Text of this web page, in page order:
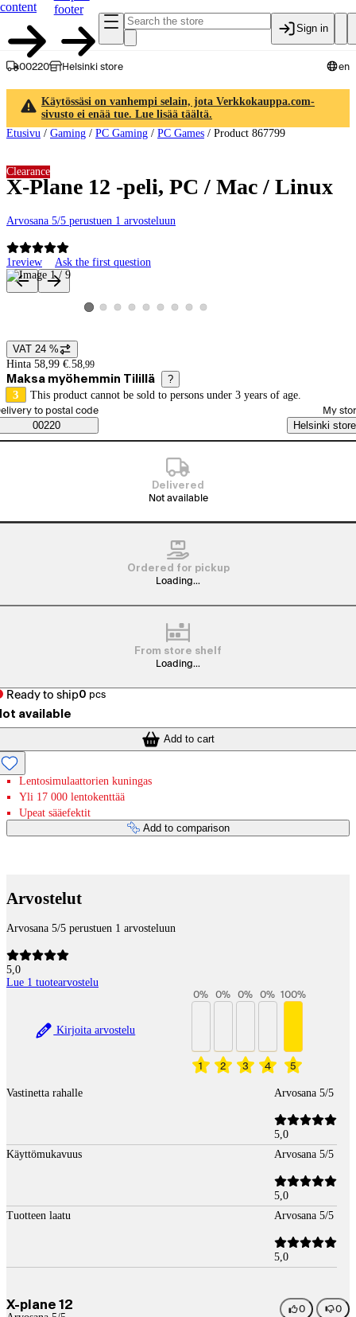
content
footer
Sign in
00220 Helsinki store en
Käytössäsi on vanhempi selain, jota Verkkokauppa.com-
sivusto ei enää tue. Lue lisää täältä.
Etusivu / Gaming / PC Gaming / PC Games / Product 867799
X-Plane 12 -peli, PC / Mac / Linux
Arvosana 5/5 perustuen 1 arvosteluun
1review Ask the first question
Clearance
Product images and videos
View product image 1
View product image 2
View product image 3
View product image 4
View product image 5
View product image 6
View product image 7
View product image 8
View product image 9
Price details
VAT 24 %
Hinta 58,99 €. 58,99
Maksa myöhemmin Tilillä ?
3 This product cannot be sold to persons under 3 years of age.
Saatavuustiedot
order method
to postal code
00220
My
Helsinki store
Delivered
Not available
Ordered for pickup
Loading...
From store shelf
Loading...
Ready to ship0 pcs
available
Add to cart
Lentosimulaattorien kuningas
Yli 17 000 lentokenttää
Upeat sääefektit
Add to comparison
Arvostelut
Arvosana 5/5 perustuen 1 arvosteluun
5,0
Lue 1 tuotearvostelu
Kirjoita arvostelu
1
0%
2
0%
3
0%
4
0%
5
100%
Vastinetta rahalle Arvosana 5/5
5,0
Käyttömukavuus
Arvosana 5/5
5,0
Tuotteen laatu
Arvosana 5/5
5,0
X-plane 12 0 0